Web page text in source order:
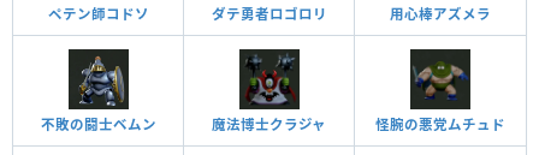
ペテン師コドソ ダテ勇者ロゴロリ 用心棒アズメラ
不敗の闘士ベムン 魔法博士クラジャ 怪腕の悪党ムチュド